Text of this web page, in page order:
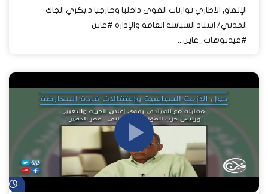
الإتفاق الاطاري توازنات القوى داخليا وخارجيا د.بكري الجاك
المدني/ استاذ السياسة العامة والإدارة #عاين
#فيديوهات_عاين...